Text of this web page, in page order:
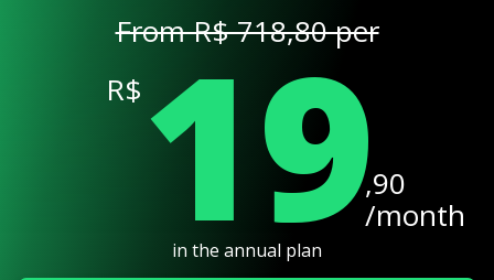
From R$ 718,80 per
R$ 19,90
/month
in the annual plan